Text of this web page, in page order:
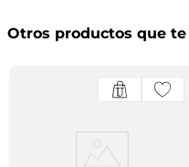
Otros productos que